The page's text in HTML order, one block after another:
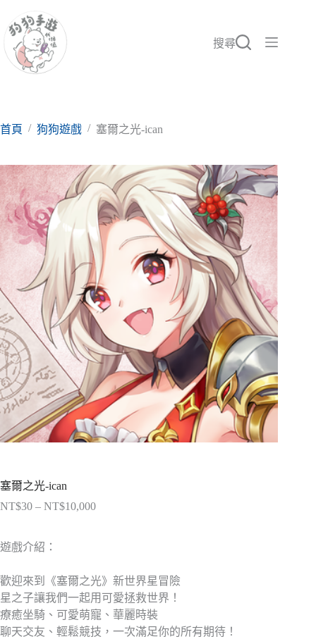
至
要
搜尋
首頁 / 狗狗遊戲 / 塞爾之光-ican
塞爾之光-ican
NT$30 – NT$10,000價
NT$30
到
NT$10,000
遊戲介紹：
歡迎來到《塞爾之光》新世界星冒險
星之子讓我們一起用可愛拯救世界！
療癒坐騎、可愛萌寵、華麗時裝
聊天交友、輕鬆競技，一次滿足你的所有期待！